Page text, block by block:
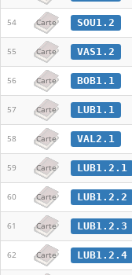
54 Carte SOU1.2
55 Carte VAS1.2
56 Carte BOB1.1
57 Carte LUB1.1
58 Carte VAL2.1
59 Carte LUB1.2.1
60 Carte LUB1.2.2
61 Carte LUB1.2.3
62 Carte LUB1.2.4